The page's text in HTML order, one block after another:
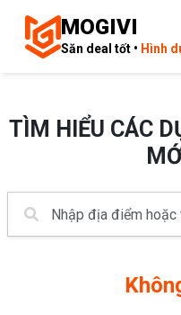
MOGIVI
Săn deal tốt • Hình
TÌM HIỂU CÁC